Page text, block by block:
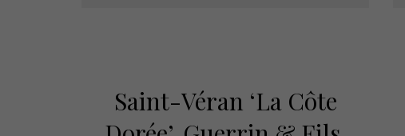
Saint-Véran ‘La Côte